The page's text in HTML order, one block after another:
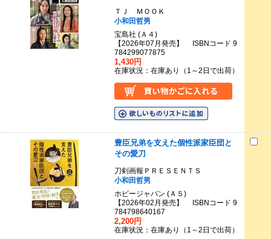
ＴＪ ＭＯＯＫ
小和田哲男
宝島社 (Ａ４)
【2026年07月発売】 ISBNコード 9
784299077875
1,430円
在庫状況：在庫あり（1～2日で出荷）
豊臣兄弟を支えた個性派家臣団と
その愛刀
刀剣画報ＰＲＥＳＥＮＴＳ
小和田哲男
ホビージャパン (Ａ５)
【2026年02月発売】 ISBNコード 9
784798640167
2,200円
在庫状況：在庫あり（1～2日で出荷）